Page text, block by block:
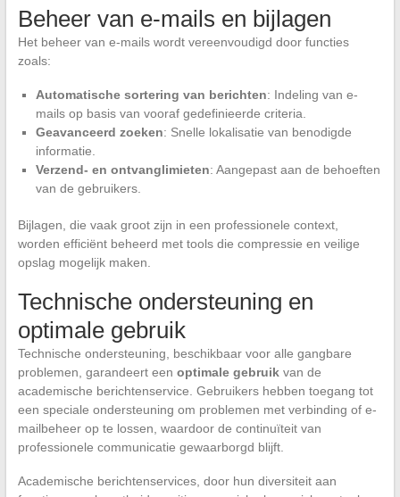
Beheer van e-mails en bijlagen
Het beheer van e-mails wordt vereenvoudigd door functies
zoals:
Automatische sortering van berichten: Indeling van e-
mails op basis van vooraf gedefinieerde criteria.
Geavanceerd zoeken: Snelle lokalisatie van benodigde
informatie.
Verzend- en ontvanglimieten: Aangepast aan de behoeften
van de gebruikers.
Bijlagen, die vaak groot zijn in een professionele context,
worden efficiënt beheerd met tools die compressie en veilige
opslag mogelijk maken.
Technische ondersteuning en
optimale gebruik
Technische ondersteuning, beschikbaar voor alle gangbare
problemen, garandeert een optimale gebruikvan de
academische berichtenservice. Gebruikers hebben toegang tot
een speciale ondersteuning om problemen met verbinding of e-
mailbeheer op te lossen, waardoor de continuïteit van
professionele communicatie gewaarborgd blijft.
Academische berichtenservices, door hun diversiteit aan